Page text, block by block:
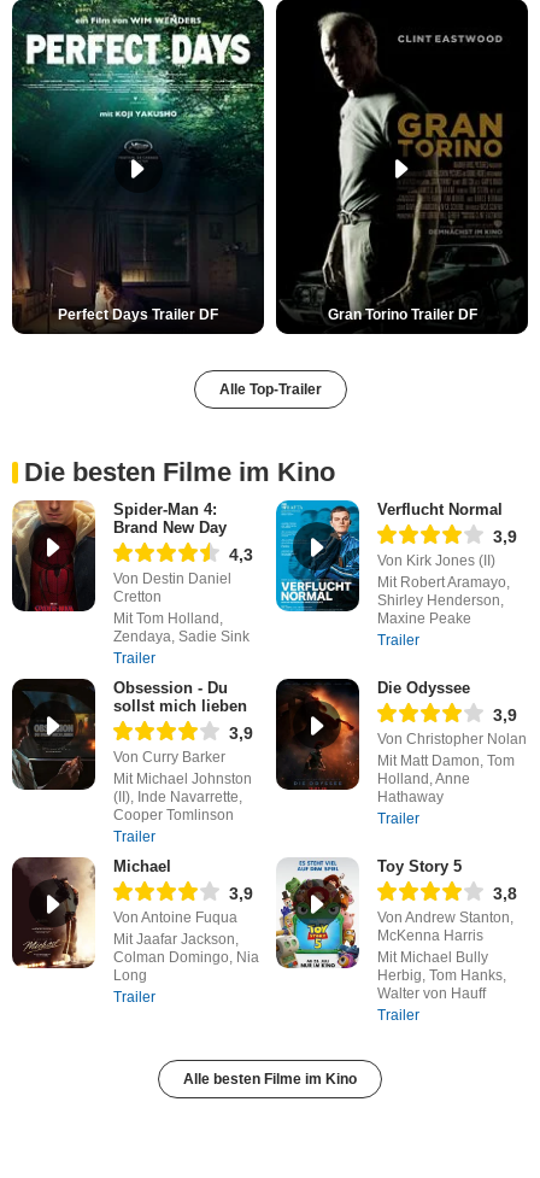
Perfect Days Trailer DF Gran Torino Trailer DF
Alle Top-Trailer
Die besten Filme im Kino
Spider-Man 4:
Brand New Day
4,3
Von Destin Daniel
Cretton
Mit Tom Holland,
Zendaya, Sadie Sink
Trailer
Verflucht Normal
3,9
Von Kirk Jones (II)
Mit Robert Aramayo,
Shirley Henderson,
Maxine Peake
Trailer
Obsession - Du
sollst mich lieben
3,9
Von Curry Barker
Mit Michael Johnston
(II), Inde Navarrette,
Cooper Tomlinson
Trailer
Die Odyssee
3,9
Von Christopher Nolan
Mit Matt Damon, Tom
Holland, Anne
Hathaway
Trailer
Michael
3,9
Von Antoine Fuqua
Mit Jaafar Jackson,
Colman Domingo, Nia
Long
Trailer
Toy Story 5
3,8
Von Andrew Stanton,
McKenna Harris
Mit Michael Bully
Herbig, Tom Hanks,
Walter von Hauff
Trailer
Alle besten Filme im Kino